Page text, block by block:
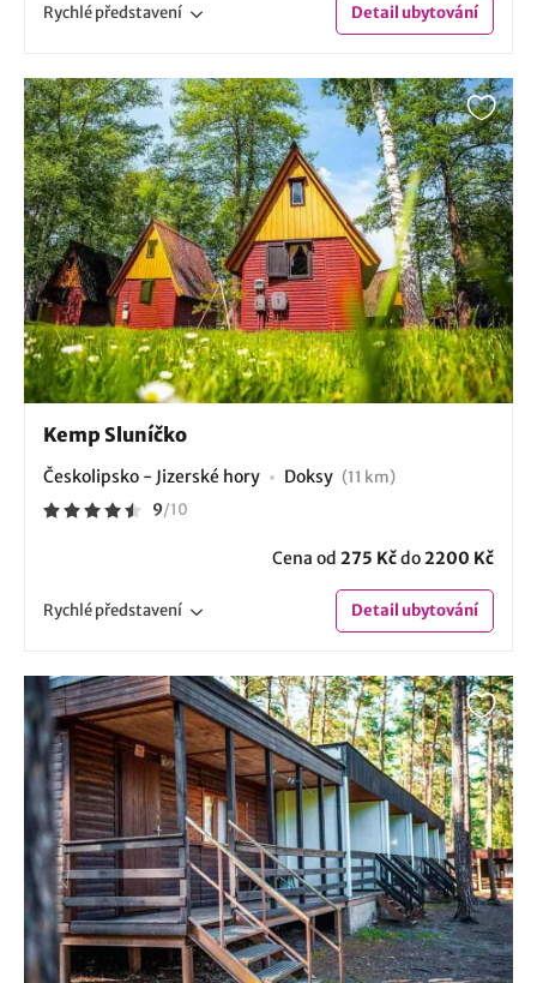
Rychlépředstavení Detailubytování
Kemp Sluníčko
Českolipsko - Jizerské hory Doksy (11 km)
9/10
Cena od 275 Kčdo2200 Kč
Rychlépředstavení Detailubytování